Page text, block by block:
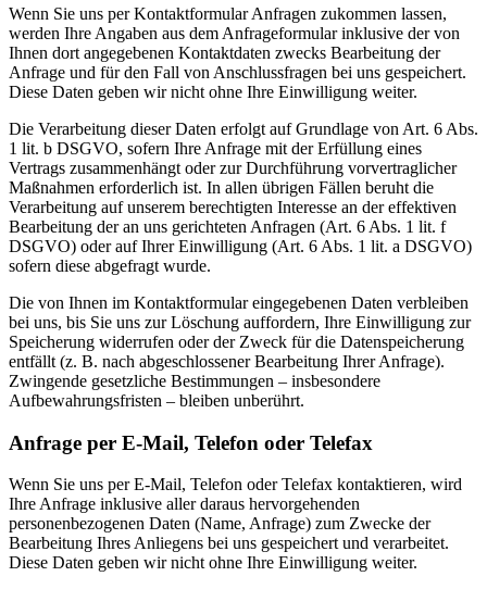
Wenn Sie uns per Kontaktformular Anfragen zukommen lassen,
werden Ihre Angaben aus dem Anfrageformular inklusive der von
Ihnen dort angegebenen Kontaktdaten zwecks Bearbeitung der
Anfrage und für den Fall von Anschlussfragen bei uns gespeichert.
Diese Daten geben wir nicht ohne Ihre Einwilligung weiter.
Die Verarbeitung dieser Daten erfolgt auf Grundlage von Art. 6 Abs.
1 lit. b DSGVO, sofern Ihre Anfrage mit der Erfüllung eines
Vertrags zusammenhängt oder zur Durchführung vorvertraglicher
Maßnahmen erforderlich ist. In allen übrigen Fällen beruht die
Verarbeitung auf unserem berechtigten Interesse an der effektiven
Bearbeitung der an uns gerichteten Anfragen (Art. 6 Abs. 1 lit. f
DSGVO) oder auf Ihrer Einwilligung (Art. 6 Abs. 1 lit. a DSGVO)
sofern diese abgefragt wurde.
Die von Ihnen im Kontaktformular eingegebenen Daten verbleiben
bei uns, bis Sie uns zur Löschung auffordern, Ihre Einwilligung zur
Speicherung widerrufen oder der Zweck für die Datenspeicherung
entfällt (z. B. nach abgeschlossener Bearbeitung Ihrer Anfrage).
Zwingende gesetzliche Bestimmungen – insbesondere
Aufbewahrungsfristen – bleiben unberührt.
Anfrage per E-Mail, Telefon oder Telefax
Wenn Sie uns per E-Mail, Telefon oder Telefax kontaktieren, wird
Ihre Anfrage inklusive aller daraus hervorgehenden
personenbezogenen Daten (Name, Anfrage) zum Zwecke der
Bearbeitung Ihres Anliegens bei uns gespeichert und verarbeitet.
Diese Daten geben wir nicht ohne Ihre Einwilligung weiter.